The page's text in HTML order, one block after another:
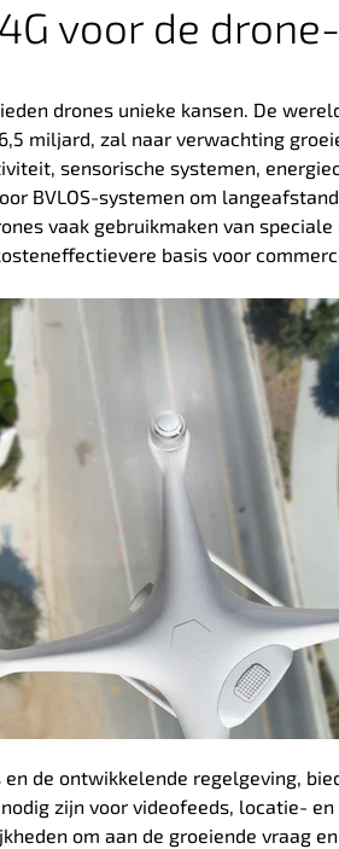
voor de
drones unieke kansen. De
miljard, zal naar verwachting
sensorische systemen,
BVLOS-systemen om
vaak gebruikmaken van
basis voor
de ontwikkelende regelgeving,
zijn voor videofeeds, locatie- en
om aan de groeiende vraag